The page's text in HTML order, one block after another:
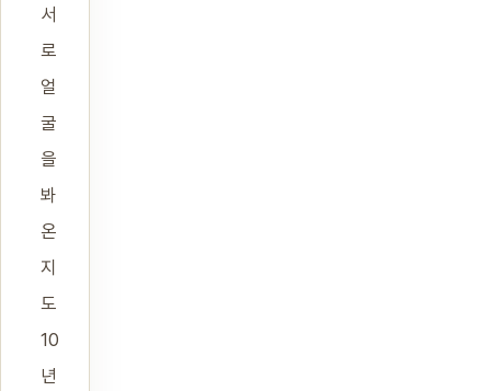
서
로
얼
굴
을
봐
온
지
도
10
년